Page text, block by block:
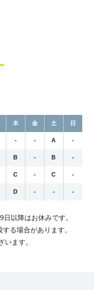
木 金 土 日
- - A -
B - B -
C - C -
D - - -
以降はお休みです。
る場合があります。
ます。